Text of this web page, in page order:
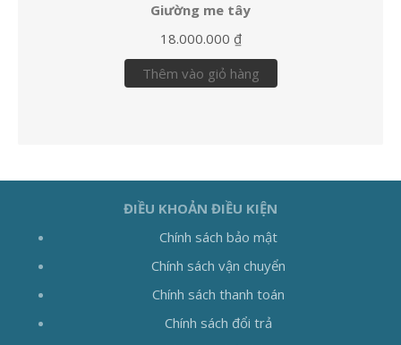
Giường me tây
18.000.000 ₫
Thêm vào giỏ hàng
ĐIỀU KHOẢN ĐIỀU KIỆN
Chính sách bảo mật
Chính sách vận chuyển
Chính sách thanh toán
Chính sách đổi trả